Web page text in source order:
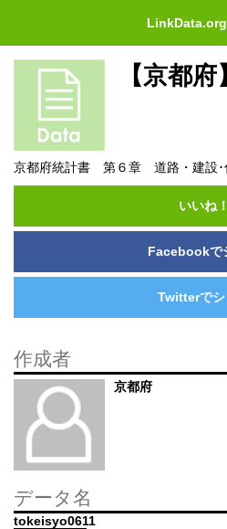
LinkData.org
【京都
京都府統計書 第６章 道路・建設･
いいね！
Facebookで
Twitterでシ
作成者
京都府
データ名
tokeisyo0611